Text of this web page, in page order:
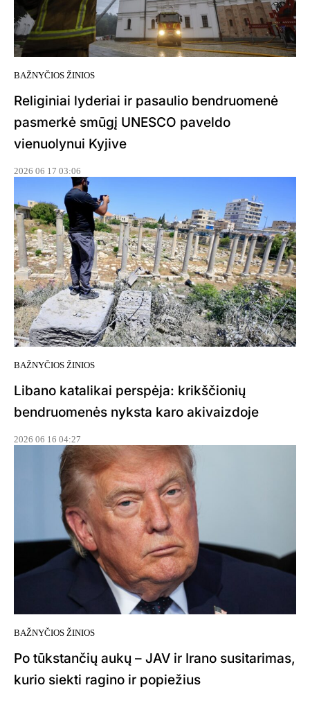
BAŽNYČIOS ŽINIOS
Religiniai lyderiai ir pasaulio bendruomenė
pasmerkė smūgį UNESCO paveldo
vienuolynui Kyjive
2026 06 17 03:06
BAŽNYČIOS ŽINIOS
Libano katalikai perspėja: krikščionių
bendruomenės nyksta karo akivaizdoje
2026 06 16 04:27
BAŽNYČIOS ŽINIOS
Po tūkstančių aukų – JAV ir Irano susitarimas,
kurio siekti ragino ir popiežius